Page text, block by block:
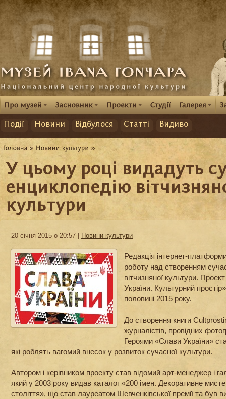
Події Новини Відбулося Статті Видиво
У цьому році видадуть
енциклопедію
культури
20 січня 2015 о 20:57 | Новини культури
Редакція інтернет-
роботу над створенням
вітчизняної культури.
України. Культурний
половині 2015 року.
До створення книги
журналістів, провідних
Героями «Слави України»
які роблять вагомий внесок у розвиток сучасної культури.
Автором і керівником проекту став відомий арт-менеджер і
який у 2003 року видав каталог «200 імен. Декоративне
століття», що став лауреатом Шевченківської премії та